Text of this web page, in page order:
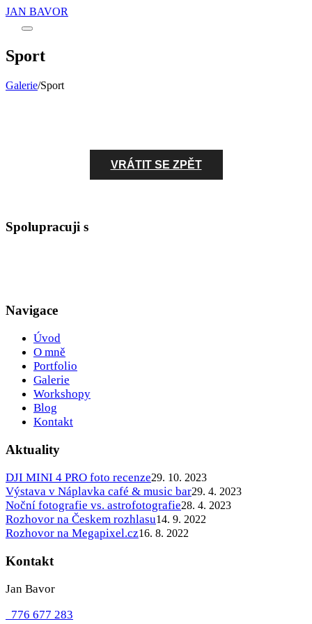
JAN BAVOR
Main
Sport
Galerie/Sport
VRÁTIT SE ZPĚT
Spolupracuji s
Navigace
Úvod
O mně
Portfolio
Galerie
Workshopy
Blog
Kontakt
Aktuality
DJI MINI 4 PRO foto recenze29. 10. 2023
Výstava v Náplavka café & music bar29. 4. 2023
Noční fotografie vs. astrofotografie28. 4. 2023
Rozhovor na Českem rozhlasu14. 9. 2022
Rozhovor na Megapixel.cz16. 8. 2022
Kontakt
Jan Bavor
776 677 283